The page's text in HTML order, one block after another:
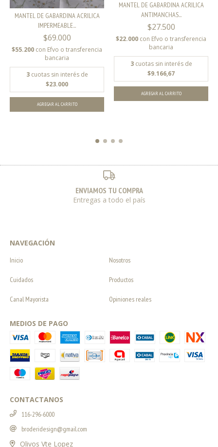
MANTEL DE GABARDINA ACRILICA
IMPERMEABLE...
$69.000
$55.200 con Efvo o transferencia
bancaria
3 cuotas sin interés de
$23.000
AGREGAR AL CARRITO
MANTEL DE GABARDINA ACRILICA
ANTIMANCHAS...
$27.500
$22.000 con Efvo o transferencia
bancaria
3 cuotas sin interés de
$9.166,67
AGREGAR AL CARRITO
ENVIAMOS TU COMPRA
Entregas a todo el país
NAVEGACIÓN
Inicio Nosotros
Cuidados Productos
Canal Mayorista Opiniones reales
MEDIOS DE PAGO
CONTACTANOS
116-296-6000
broderidesign@gmail.com
Olivos Vte Lopez